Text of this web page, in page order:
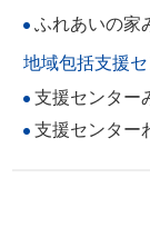
ふれあいの家
地域包括支援
支援センター
支援センター